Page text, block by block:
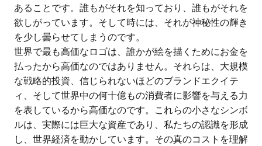
あることです。誰もがそれを知っており、誰もがそれを
欲しがっています。そして時には、それが神秘性の輝き
を少し曇らせてしまうのです。
世界で最も高価なロゴは、誰かが絵を描くためにお金を
払ったから高価なのではありません。それらは、大規模
な戦略的投資、信じられないほどのブランドエクイテ
ィ、そして世界中の何十億もの消費者に影響を与える力
を表しているから高価なのです。これらの小さなシンボ
ルは、実際には巨大な資産であり、私たちの認識を形成
し、世界経済を動かしています。その真のコストを理解